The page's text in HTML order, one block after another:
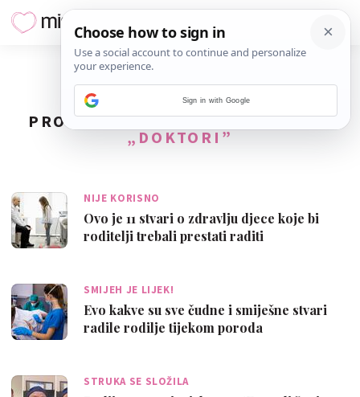
PRONAĐENO6REZULTATA ZA TAG
„DOKTORI”
NIJE KORISNO
Ovo je 11 stvari o zdravlju djece koje bi
roditelji trebali prestati raditi
SMIJEH JE LIJEK!
Evo kakve su sve čudne i smiješne stvari
radile rodilje tijekom poroda
STRUKA SE SLOŽILA
Sign in with Google